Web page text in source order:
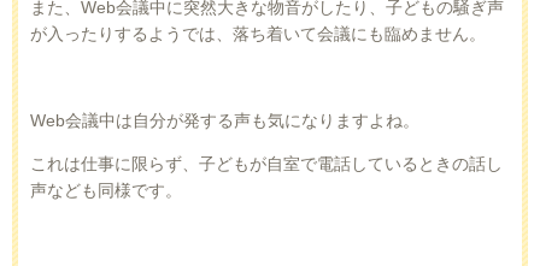
また、 Web会議中に突然大きな物音がしたり、子どもの騒ぎ声
が入ったりするようでは、落ち着いて会議にも臨めません。
Web会議中は自分が発する声も気になりますよね。
これは仕事に限らず、子どもが自室で電話しているときの話し
声なども同様です。